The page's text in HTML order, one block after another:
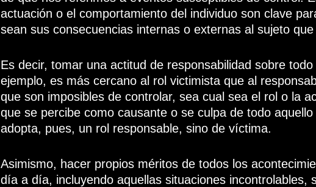
actuación o el comportamiento del individuo son clave
sean sus consecuencias internas o externas al sujeto
Es decir, tomar una actitud de responsabilidad sobre
ejemplo, es más cercano al rol victimista que al
que son imposibles de controlar, sea cual sea el rol o la
que se percibe como causante o se culpa de todo
adopta, pues, un rol responsable, sino de víctima.
Asimismo, hacer propios méritos de todos los
día a día, incluyendo aquellas situaciones incontrolables,